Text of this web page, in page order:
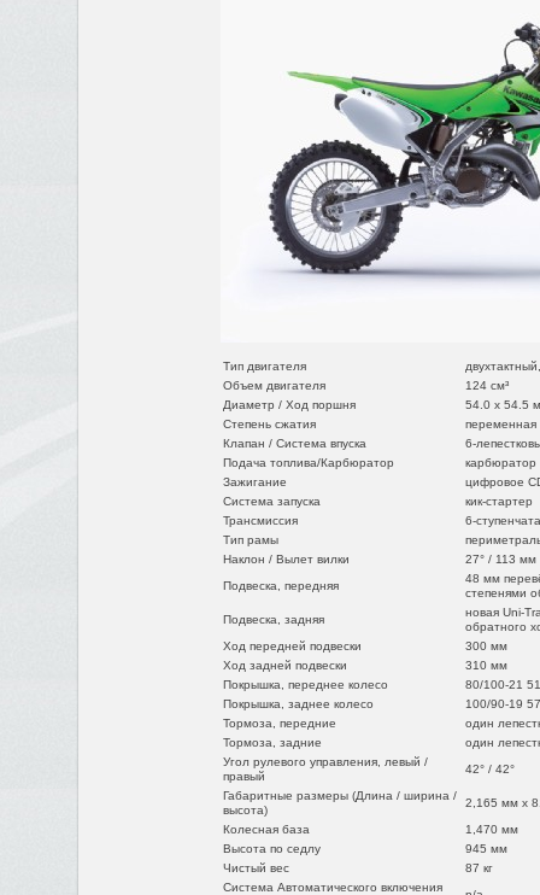
Тип двигателя
Объем двигателя
124 см³
Диаметр / Ход поршня
54.0 x 54.5
Степень сжатия
переменная
Клапан / Система впуска
6-
Подача топлива/Карбюратор
карбюратор
Зажигание
цифровое
Система запуска
кик-стартер
Трансмиссия
6-
Тип рамы
Наклон / Вылет вилки
27° / 113 мм
Подвеска, передняя
48 мм
степенями
Подвеска, задняя
новая Uni-
обратного
Ход передней подвески
300 мм
Ход задней подвески
310 мм
Покрышка, переднее колесо
80/100-21
Покрышка, заднее колесо
100/90-19
Тормоза, передние
один
Тормоза, задние
один
Угол рулевого управления, левый /
правый
42° / 42°
Габаритные размеры (Длина / ширина /
высота)
2,165 мм x
Колесная база
1,470 мм
Высота по седлу
945 мм
Чистый вес
87 кг
Система Автоматического включения